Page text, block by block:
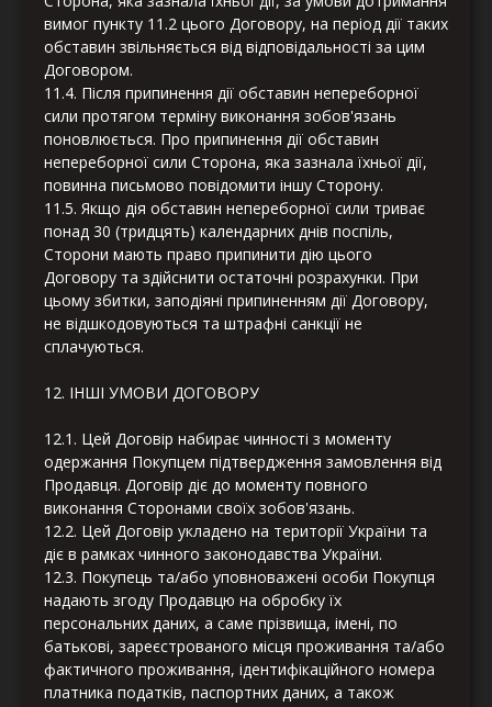
вимог пункту 11.2 цього Договору, на період дії таких
обставин звільняється від відповідальності за цим
Договором.
11.4. Після припинення дії обставин непереборної
сили протягом терміну виконання зобов'язань
поновлюється. Про припинення дії обставин
непереборної сили Сторона, яка зазнала їхньої дії,
повинна письмово повідомити іншу Сторону.
11.5. Якщо дія обставин непереборної сили триває
понад 30 (тридцять) календарних днів поспіль,
Сторони мають право припинити дію цього
Договору та здійснити остаточні розрахунки. При
цьому збитки, заподіяні припиненням дії Договору,
не відшкодовуються та штрафні санкції не
сплачуються.
12. ІНШІ УМОВИ ДОГОВОРУ
12.1. Цей Договір набирає чинності з моменту
одержання Покупцем підтвердження замовлення від
Продавця. Договір діє до моменту повного
виконання Сторонами своїх зобов'язань.
12.2. Цей Договір укладено на території України та
діє в рамках чинного законодавства України.
12.3. Покупець та/або уповноважені особи Покупця
надають згоду Продавцю на обробку їх
персональних даних, а саме прізвища, імені, по
батькові, зареєстрованого місця проживання та/або
фактичного проживання, ідентифікаційного номера
платника податків, паспортних даних, а також